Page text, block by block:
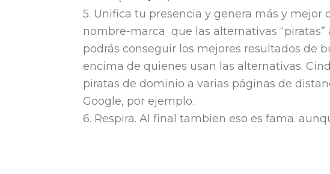
5. Unifica tu presencia y genera más y mejor
nombre-marca que las alternativas “piratas”
podrás conseguir los mejores resultados de
encima de quienes usan las alternativas.
piratas de dominio a varias páginas de
Google, por ejemplo.
6. Respira. Al final tambien eso es fama.